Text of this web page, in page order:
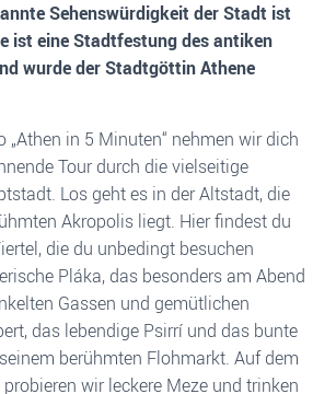
Sehenswürdigkeit der Stadt ist
ist eine Stadtfestung des antiken
wurde der Stadtgöttin Athene
„Athen in 5 Minuten“ nehmen wir dich
Tour durch die vielseitige
Los geht es in der Altstadt, die
Akropolis liegt. Hier findest du
die du unbedingt besuchen
Pláka, das besonders am Abend
Gassen und gemütlichen
das lebendige Psirrí und das bunte
berühmten Flohmarkt. Auf dem
wir leckere Meze und trinken